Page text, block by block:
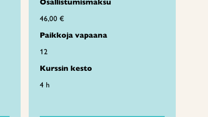
Osallistumismaksu
46,00 €
Paikkoja vapaana
12
Kurssin kesto
4 h